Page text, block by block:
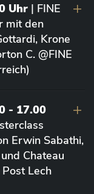
Uhr | FINE
mit den
Krone
C. @FINE
- 17.00
Erwin Sabathi,
Chateau
Lech